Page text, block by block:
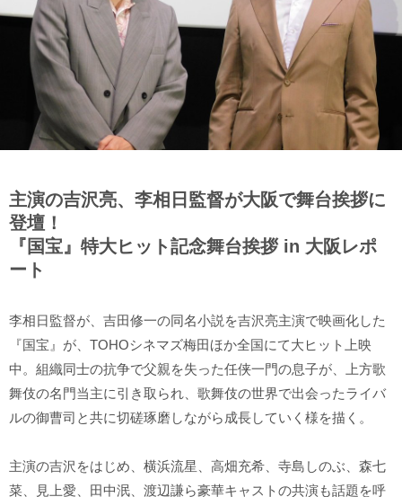
主演の吉沢亮、李相日監督が大阪で舞台挨拶に
登壇！
『国宝』特大ヒット記念舞台挨拶 in 大阪レポ
ート
李相日監督が、吉田修一の同名小説を吉沢亮主演で映画化した
『国宝』が、TOHOシネマズ梅田ほか全国にて大ヒット上映
中。組織同士の抗争で父親を失った任侠一門の息子が、上方歌
舞伎の名門当主に引き取られ、歌舞伎の世界で出会ったライバ
ルの御曹司と共に切磋琢磨しながら成長していく様を描く。
主演の吉沢をはじめ、横浜流星、高畑充希、寺島しのぶ、森七
菜、見上愛、田中泯、渡辺謙ら豪華キャストの共演も話題を呼